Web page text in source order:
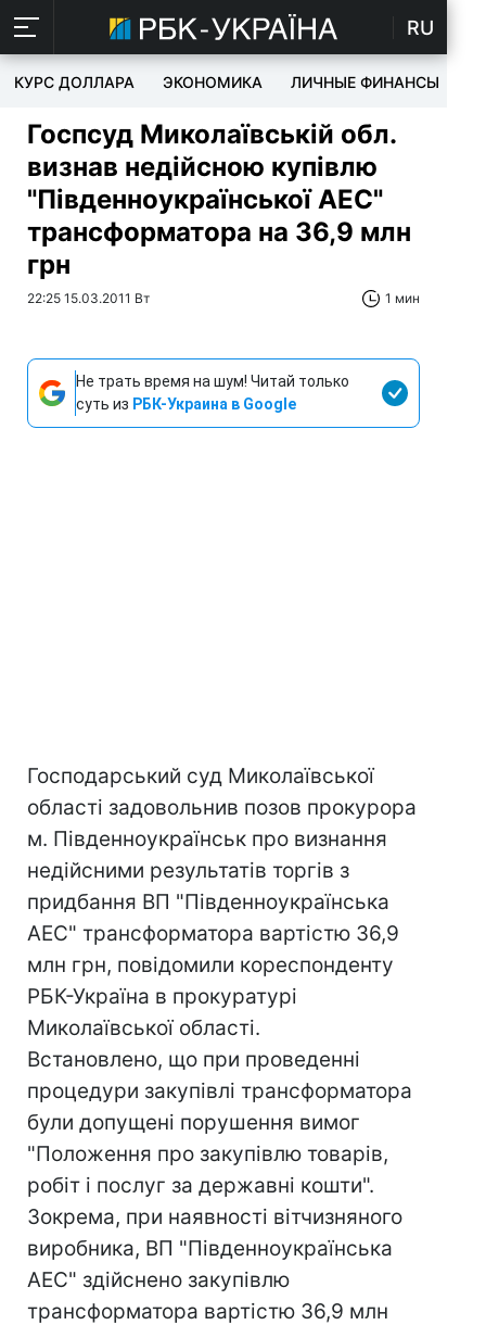
RU
КУРС ДОЛЛАРА ЭКОНОМИКА ЛИЧНЫЕ ФИНАНСЫ
Госпсуд Миколаївській обл.
визнав недійсною купівлю
"Південноукраїнської АЕС"
трансформатора на 36,9 млн
грн
22:25 15.03.2011 Вт 1 мин
Не трать время на шум! Читай только
суть из РБК-Украина в Google
Господарський суд Миколаївської
області задовольнив позов прокурора
м. Південноукраїнськ про визнання
недійсними результатів торгів з
придбання ВП "Південноукраїнська
АЕС" трансформатора вартістю 36,9
млн грн, повідомили кореспонденту
РБК-Україна в прокуратурі
Миколаївської області.
Встановлено, що при проведенні
процедури закупівлі трансформатора
були допущені порушення вимог
"Положення про закупівлю товарів,
робіт і послуг за державні кошти".
Зокрема, при наявності вітчизняного
виробника, ВП "Південноукраїнська
АЕС" здійснено закупівлю
трансформатора вартістю 36,9 млн